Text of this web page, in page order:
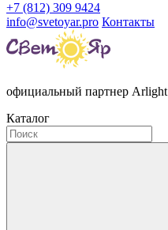
+7 (812) 309 9424
info@svetoyar.pro Контакты
официальный партнер Arlight
Каталог